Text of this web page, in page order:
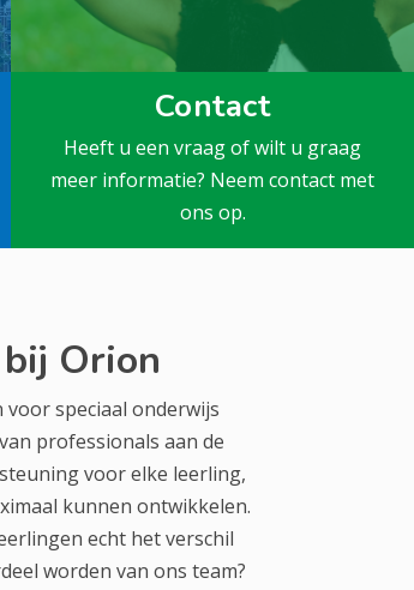
Contact
Heeft u een vraag of wilt u graag
meer informatie? Neem contact met
ons op.
Orion
voor speciaal onderwijs
professionals aan de
voor elke leerling,
kunnen ontwikkelen.
echt het verschil
worden van ons team?